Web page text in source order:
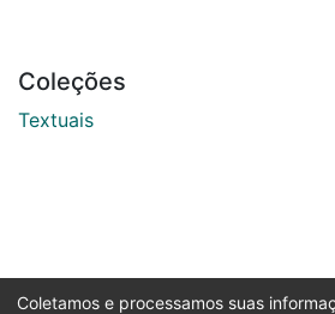
Coleções
Textuais
Coletamos e processamos suas